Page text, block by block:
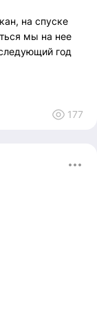
на спуске
мы на нее
год
177